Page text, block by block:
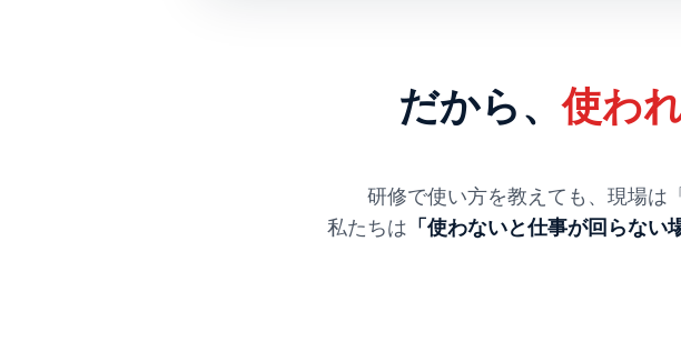
だから、使わ
研修で使い方を教えても、現場は
私たちは 「使わないと仕事が回らない